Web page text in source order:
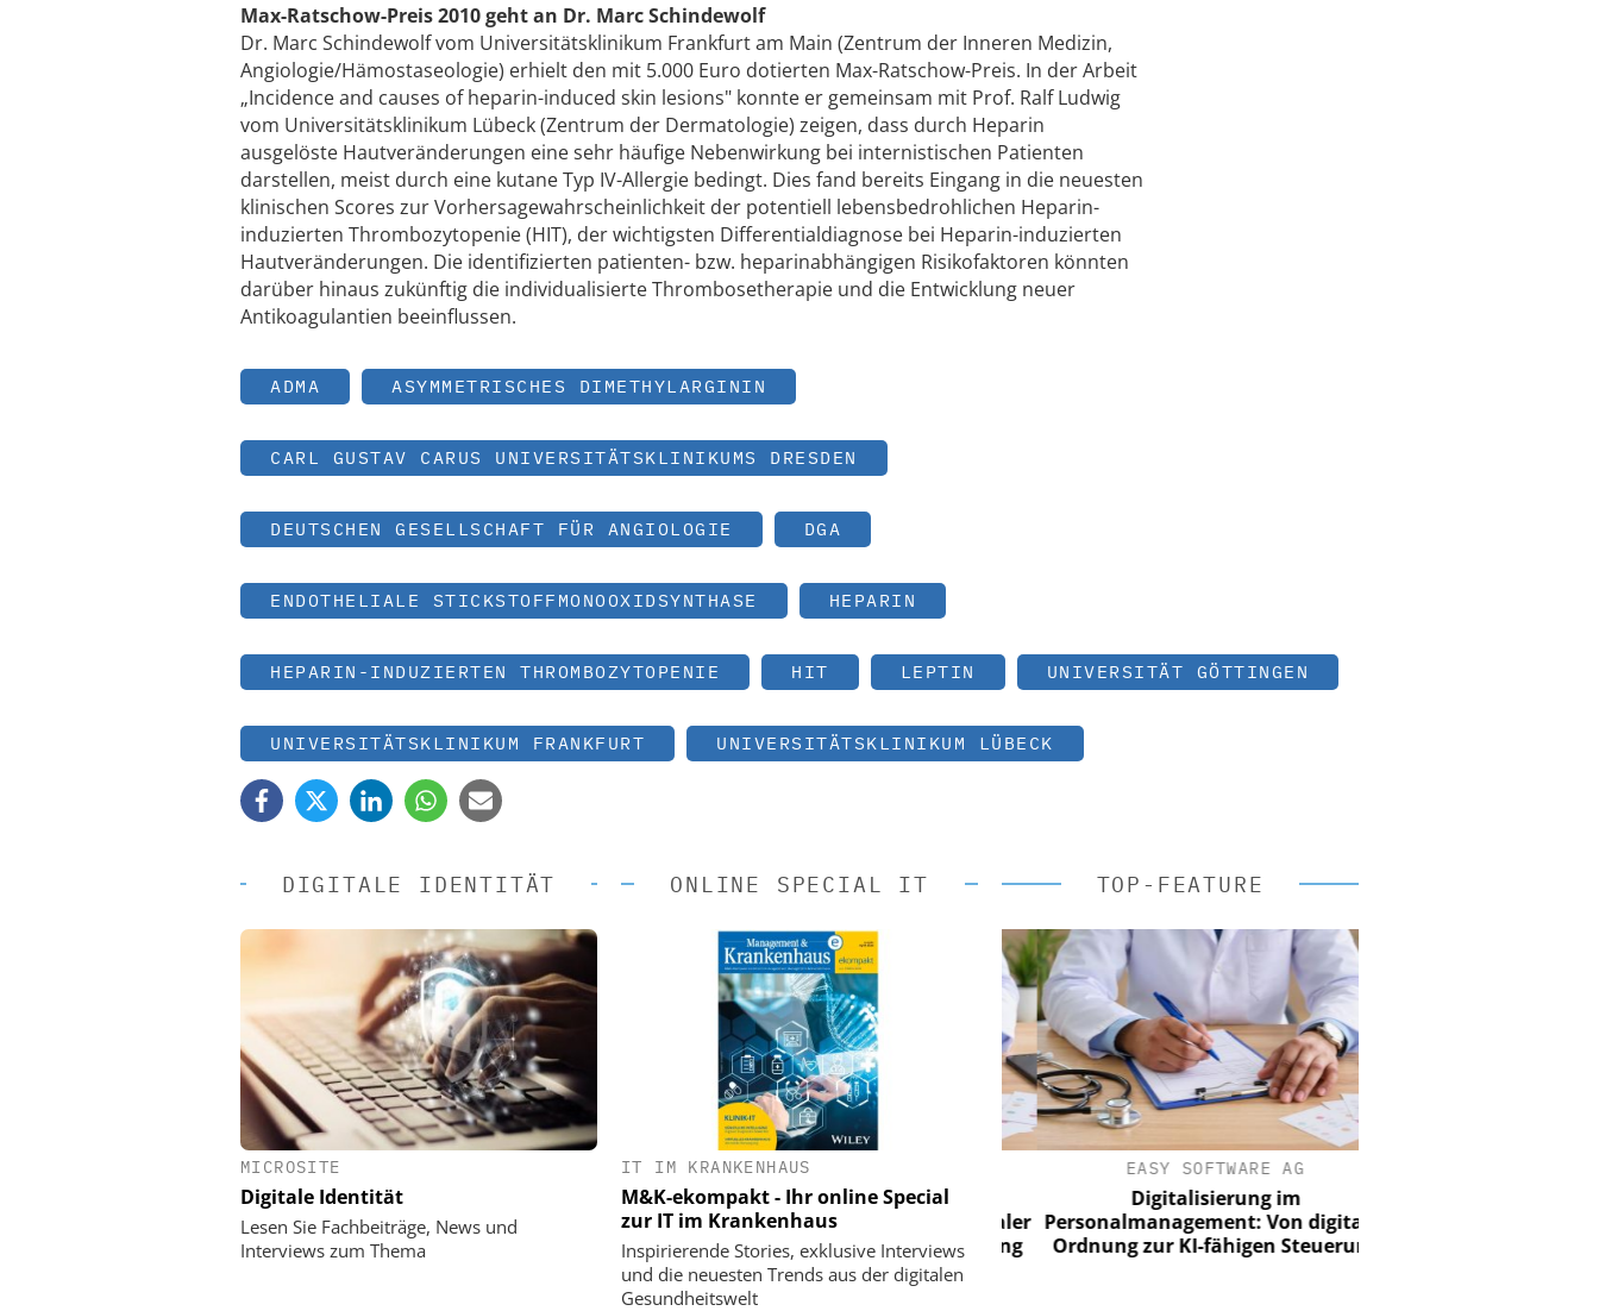
Max-Ratschow-Preis 2010 geht an Dr. Marc Schindewolf
Dr. Marc Schindewolf vom Universitätsklinikum Frankfurt am Main (Zentrum der Inneren Medizin,
Angiologie/Hämostaseologie) erhielt den mit 5.000 Euro dotierten Max-Ratschow-Preis. In der Arbeit
„Incidence and causes of heparin-induced skin lesions" konnte er gemeinsam mit Prof. Ralf Ludwig
vom Universitätsklinikum Lübeck (Zentrum der Dermatologie) zeigen, dass durch Heparin
ausgelöste Hautveränderungen eine sehr häufige Nebenwirkung bei internistischen Patienten
darstellen, meist durch eine kutane Typ IV-Allergie bedingt. Dies fand bereits Eingang in die neuesten
klinischen Scores zur Vorhersagewahrscheinlichkeit der potentiell lebensbedrohlichen Heparin-
induzierten Thrombozytopenie (HIT), der wichtigsten Differentialdiagnose bei Heparin-induzierten
Hautveränderungen. Die identifizierten patienten- bzw. heparinabhängigen Risikofaktoren könnten
darüber hinaus zukünftig die individualisierte Thrombosetherapie und die Entwicklung neuer
Antikoagulantien beeinflussen.
ADMA ASYMMETRISCHES DIMETHYLARGININ
CARL GUSTAV CARUS UNIVERSITÄTSKLINIKUMS DRESDEN
DEUTSCHEN GESELLSCHAFT FÜR ANGIOLOGIE DGA
ENDOTHELIALE STICKSTOFFMONOOXIDSYNTHASE HEPARIN
HEPARIN-INDUZIERTEN THROMBOZYTOPENIE HIT LEPTIN UNIVERSITÄT GÖTTINGEN
UNIVERSITÄTSKLINIKUM FRANKFURT UNIVERSITÄTSKLINIKUM LÜBECK
DIGITALE IDENTITÄT
MICROSITE
Digitale Identität
Lesen Sie Fachbeiträge, News und
Interviews zum Thema
ONLINE SPECIAL IT
IT IM KRANKENHAUS
M&K-ekompakt - Ihr online Special
zur IT im Krankenhaus
Inspirierende Stories, exklusive Interviews
und die neuesten Trends aus der digitalen
Gesundheitswelt
TOP-FEATURE
Digitalisierung im
Personalmanagement: Von digitaler
Ordnung zur KI-fähigen Steuerung
EASY SOFTWARE AG
Digitalisierung im
Personalmanagement: Von digitaler
Ordnung zur KI-fähigen Steuerung
EASY SOFTWARE AG
Digitalisierung im
Personalmanagement: Von digitaler
Ordnung zur KI-fähigen Steuerung